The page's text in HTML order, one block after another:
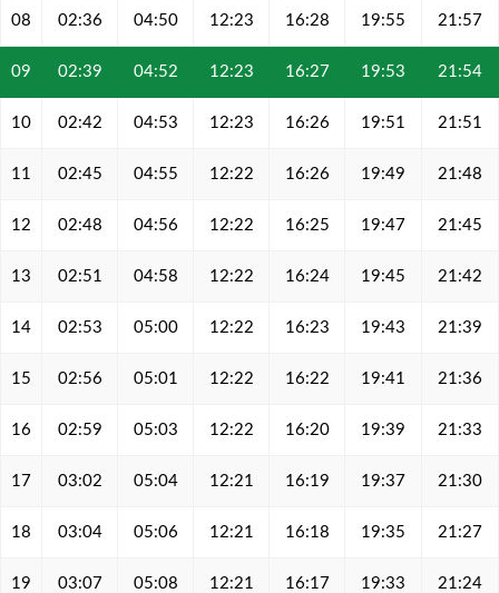
08 02:36 04:50 12:23 16:28 19:55 21:57
09 02:39 04:52 12:23 16:27 19:53 21:54
10 02:42 04:53 12:23 16:26 19:51 21:51
11 02:45 04:55 12:22 16:26 19:49 21:48
12 02:48 04:56 12:22 16:25 19:47 21:45
13 02:51 04:58 12:22 16:24 19:45 21:42
14 02:53 05:00 12:22 16:23 19:43 21:39
15 02:56 05:01 12:22 16:22 19:41 21:36
16 02:59 05:03 12:22 16:20 19:39 21:33
17 03:02 05:04 12:21 16:19 19:37 21:30
18 03:04 05:06 12:21 16:18 19:35 21:27
19 03:07 05:08 12:21 16:17 19:33 21:24